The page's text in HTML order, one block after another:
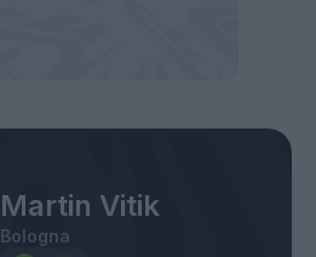
Martin Vitik
Bologna